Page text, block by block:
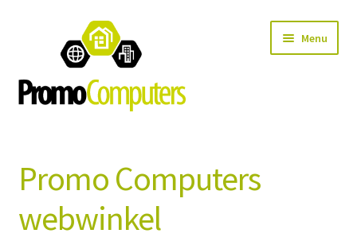
navigatie
inhoud
Menu
Computer onderdelen
Herroepingsrecht
Promo Computers
webwinkel